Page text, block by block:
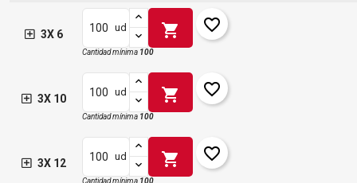
3X 6
ud shopping_cart favorite_border
Cantidad mínima 100
3X 10
ud shopping_cart favorite_border
Cantidad mínima 100
3X 12
ud shopping_cart favorite_border
Cantidad mínima 100